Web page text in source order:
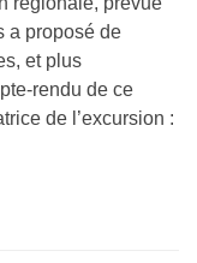
a proposé de
et plus
rendu de ce
de l’excursion :